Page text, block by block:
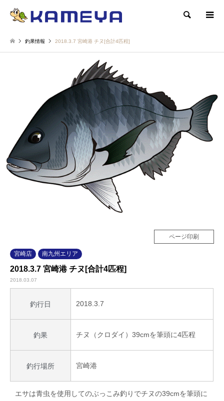
検索
釣果情報 2018.3.7 宮崎港 チヌ[合計4匹程]
ページ印刷
宮崎店 南九州エリア
2018.3.7 宮崎港 チヌ[合計4匹程]
2018.03.07
釣行日 2018.3.7
釣果 チヌ（クロダイ）39cmを筆頭に4匹程
釣行場所 宮崎港
エサは青虫を使用してのぶっこみ釣りでチヌの39cmを筆頭に